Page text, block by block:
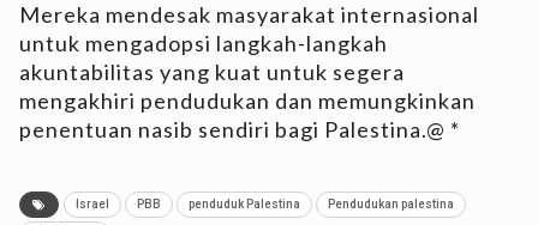
Mereka mendesak masyarakat internasional
untuk mengadopsi langkah-langkah
akuntabilitas yang kuat untuk segera
mengakhiri pendudukan dan memungkinkan
penentuan nasib sendiri bagi Palestina.@ *
Israel PBB penduduk Palestina Pendudukan palestina